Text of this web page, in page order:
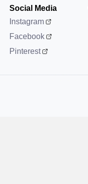
Social Media
Instagram
Facebook
Pinterest